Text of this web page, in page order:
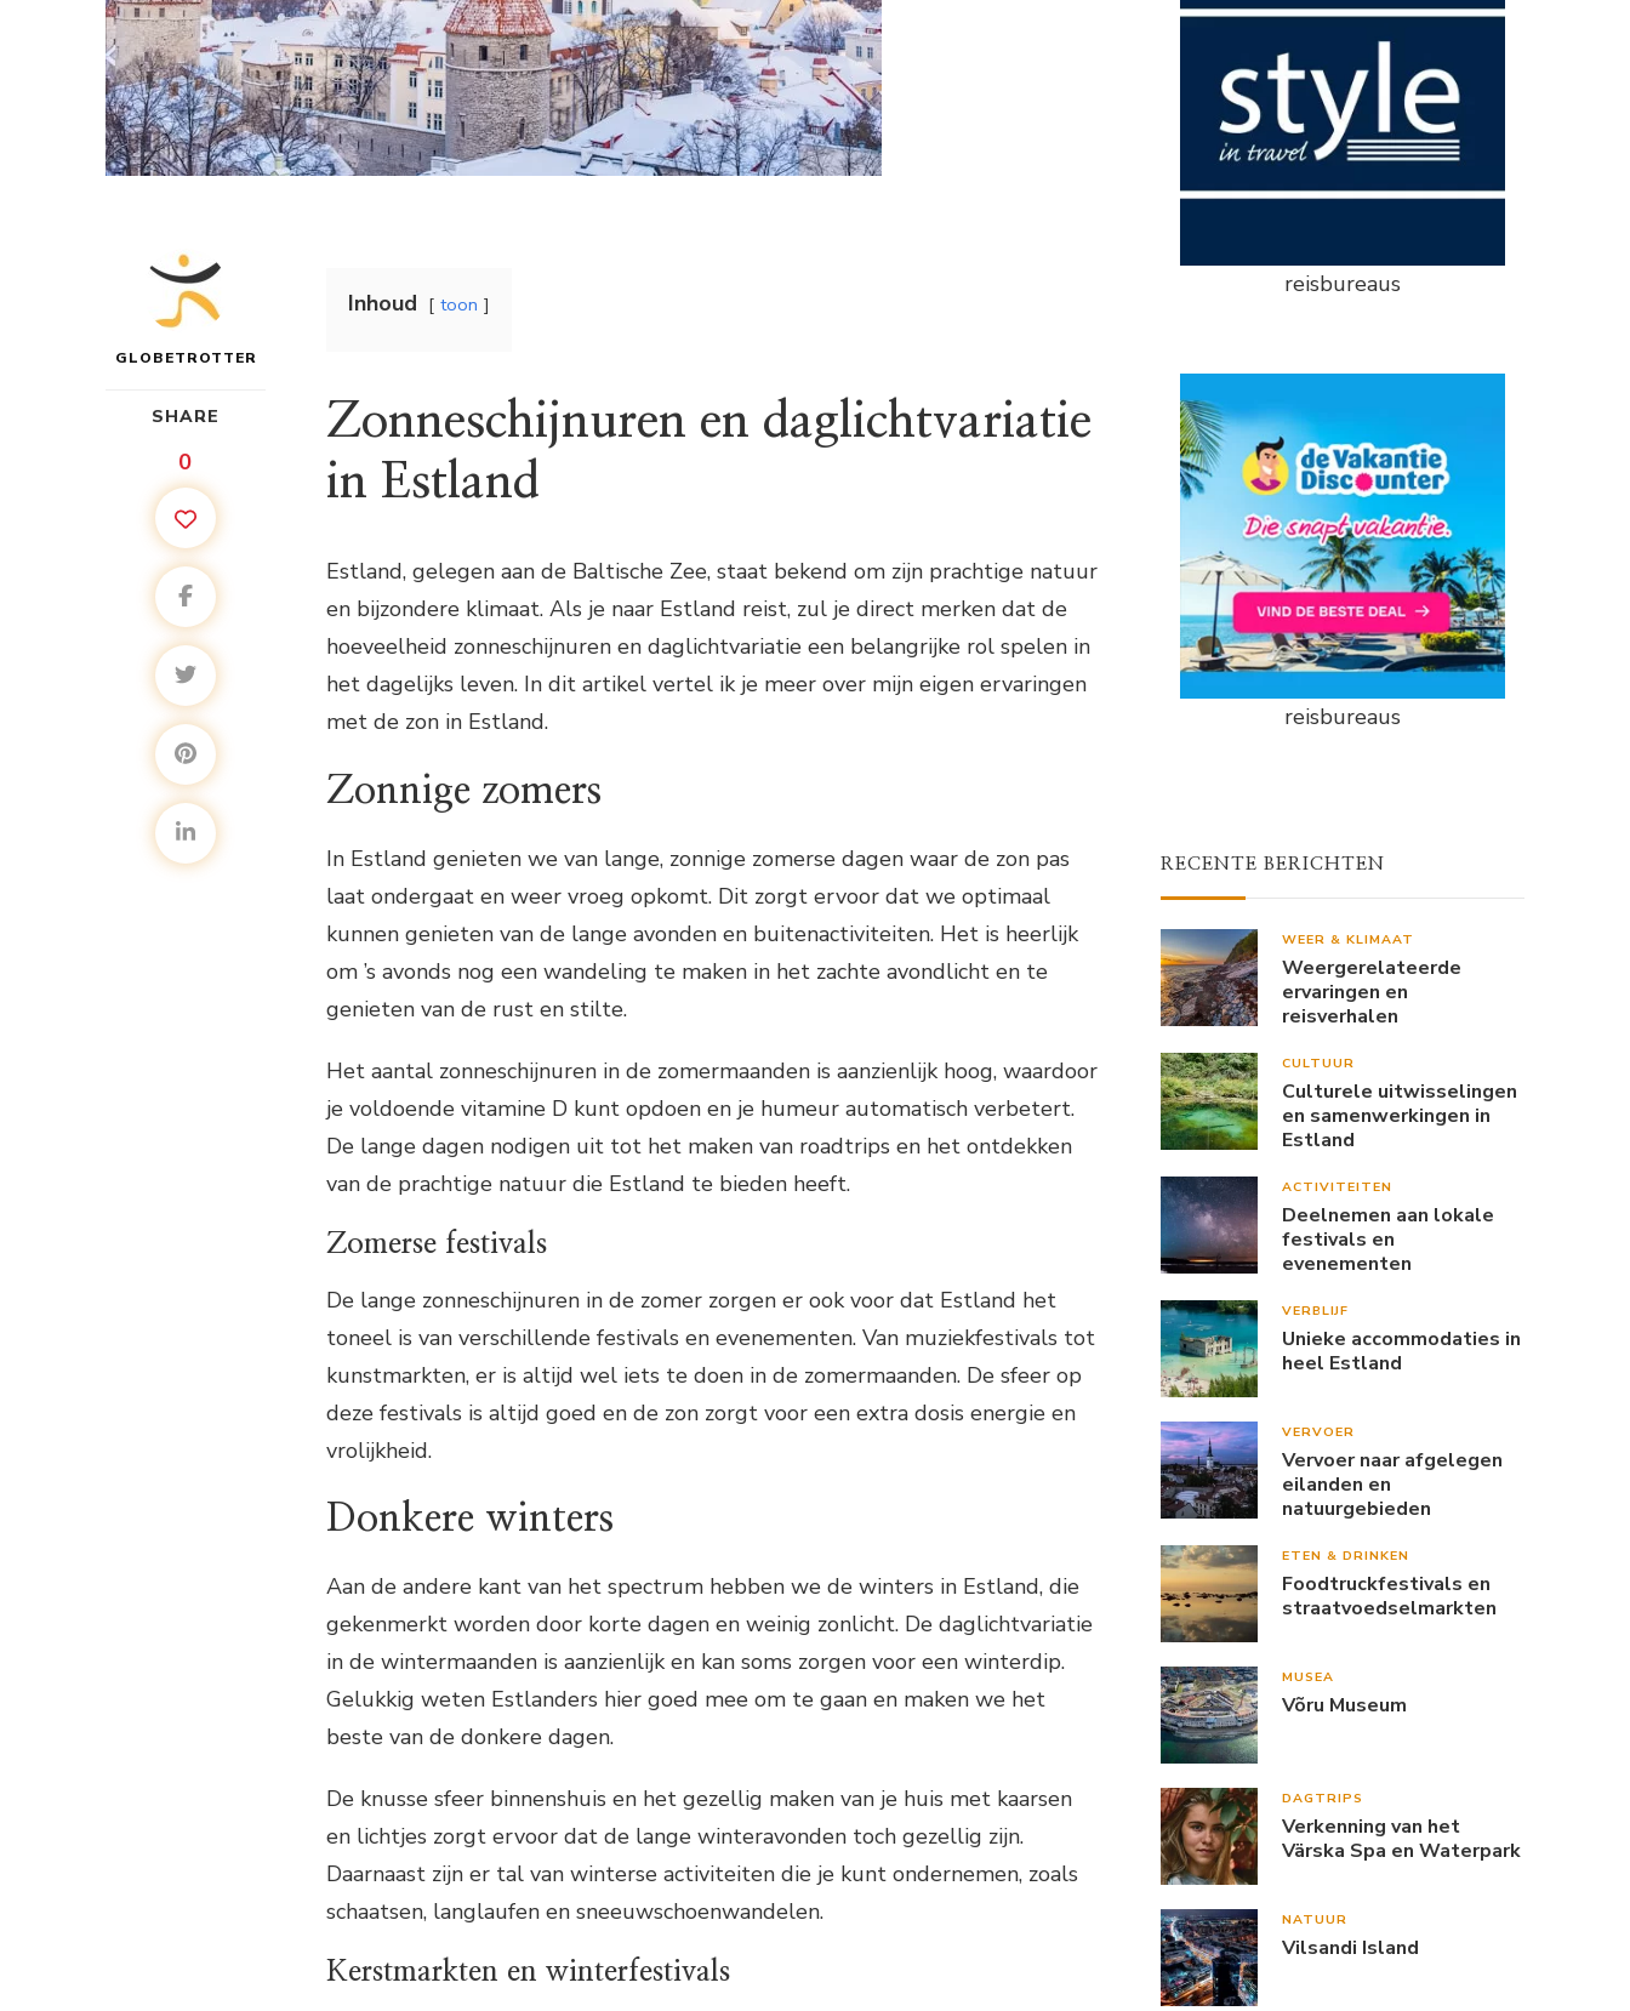
GLOBETROTTER
SHARE
0
Inhoud toon
Zonneschijnuren en daglichtvariatie
in Estland
Estland, gelegen aan de Baltische Zee, staat bekend om zijn prachtige natuur
en bijzondere klimaat. Als je naar Estland reist, zul je direct merken dat de
hoeveelheid zonneschijnuren en daglichtvariatie een belangrijke rol spelen in
het dagelijks leven. In dit artikel vertel ik je meer over mijn eigen ervaringen
met de zon in Estland.
Zonnige zomers
In Estland genieten we van lange, zonnige zomerse dagen waar de zon pas
laat ondergaat en weer vroeg opkomt. Dit zorgt ervoor dat we optimaal
kunnen genieten van de lange avonden en buitenactiviteiten. Het is heerlijk
om ’s avonds nog een wandeling te maken in het zachte avondlicht en te
genieten van de rust en stilte.
Het aantal zonneschijnuren in de zomermaanden is aanzienlijk hoog, waardoor
je voldoende vitamine D kunt opdoen en je humeur automatisch verbetert.
De lange dagen nodigen uit tot het maken van roadtrips en het ontdekken
van de prachtige natuur die Estland te bieden heeft.
Zomerse festivals
De lange zonneschijnuren in de zomer zorgen er ook voor dat Estland het
toneel is van verschillende festivals en evenementen. Van muziekfestivals tot
kunstmarkten, er is altijd wel iets te doen in de zomermaanden. De sfeer op
deze festivals is altijd goed en de zon zorgt voor een extra dosis energie en
vrolijkheid.
Donkere winters
Aan de andere kant van het spectrum hebben we de winters in Estland, die
gekenmerkt worden door korte dagen en weinig zonlicht. De daglichtvariatie
in de wintermaanden is aanzienlijk en kan soms zorgen voor een winterdip.
Gelukkig weten Estlanders hier goed mee om te gaan en maken we het
beste van de donkere dagen.
De knusse sfeer binnenshuis en het gezellig maken van je huis met kaarsen
en lichtjes zorgt ervoor dat de lange winteravonden toch gezellig zijn.
Daarnaast zijn er tal van winterse activiteiten die je kunt ondernemen, zoals
schaatsen, langlaufen en sneeuwschoenwandelen.
Kerstmarkten en winterfestivals
reisbureaus
reisbureaus
RECENTE BERICHTEN
WEER & KLIMAAT
Weergerelateerde
ervaringen en
reisverhalen
CULTUUR
Culturele uitwisselingen
en samenwerkingen in
Estland
ACTIVITEITEN
Deelnemen aan lokale
festivals en
evenementen
VERBLIJF
Unieke accommodaties in
heel Estland
VERVOER
Vervoer naar afgelegen
eilanden en
natuurgebieden
ETEN & DRINKEN
Foodtruckfestivals en
straatvoedselmarkten
MUSEA
Võru Museum
DAGTRIPS
Verkenning van het
Värska Spa en Waterpark
NATUUR
Vilsandi Island